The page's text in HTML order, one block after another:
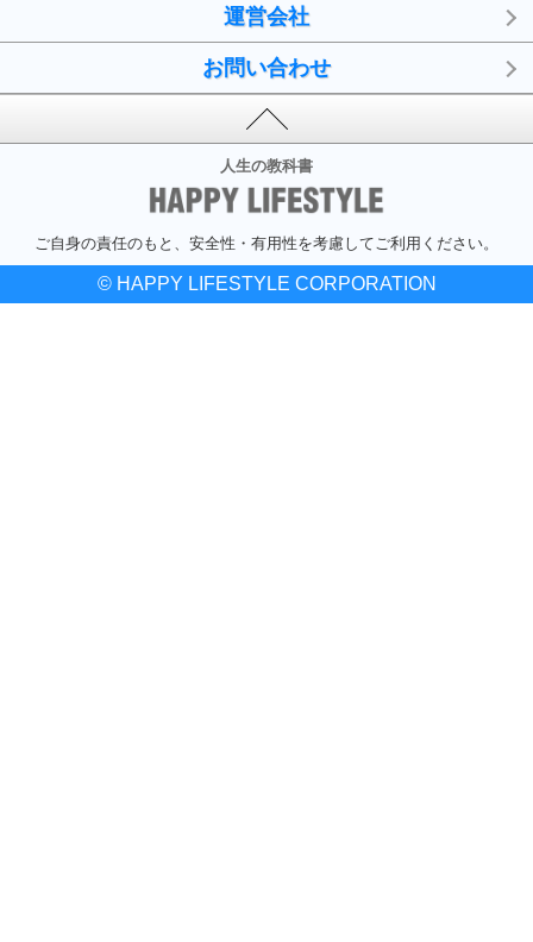
運営会社
お問い合わせ
人生の教科書
ご自身の責任のもと、安全性・有用性を考慮してご利用ください。
© HAPPY LIFESTYLE CORPORATION